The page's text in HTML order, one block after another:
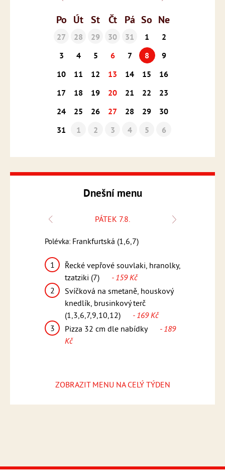
Po Út St Čt Pá So Ne
27 28 29 30 31 1
2
3
4 5 6 7 8
9
10
11 12 13 14 15
16
17
18 19 20 21 22
23
24
25 26 27 28 29
30
31
1 2 3 4 5 6
Dnešní menu
PÁTEK 7.8.
Polévka: Frankfurtská (1,6,7)
1
Řecké vepřové souvlaki, hranolky,
tzatziki (7)
- 159 Kč
2
Svíčková na smetaně, houskový
knedlík, brusinkový terč
(1,3,6,7,9,10,12)
- 169 Kč
3
Pizza 32 cm dle nabídky
- 189
Kč
ZOBRAZIT MENU NA CELÝ TÝDEN